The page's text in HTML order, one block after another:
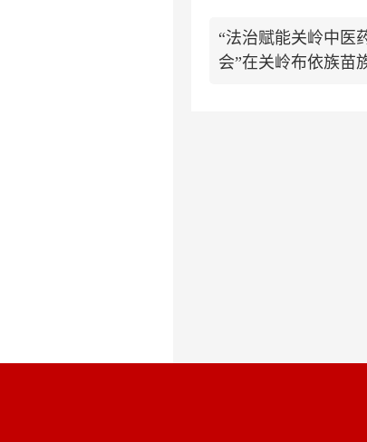
“法治赋能关岭中医
会”在关岭布依族苗